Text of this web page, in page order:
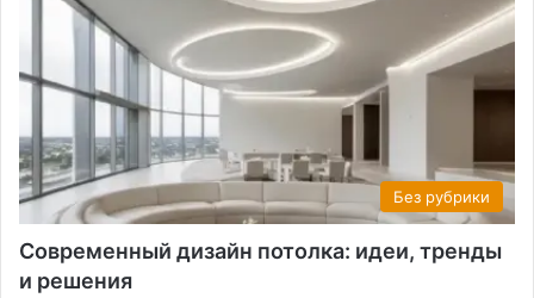
Без рубрики
Современный дизайн потолка: идеи, тренды
и решения